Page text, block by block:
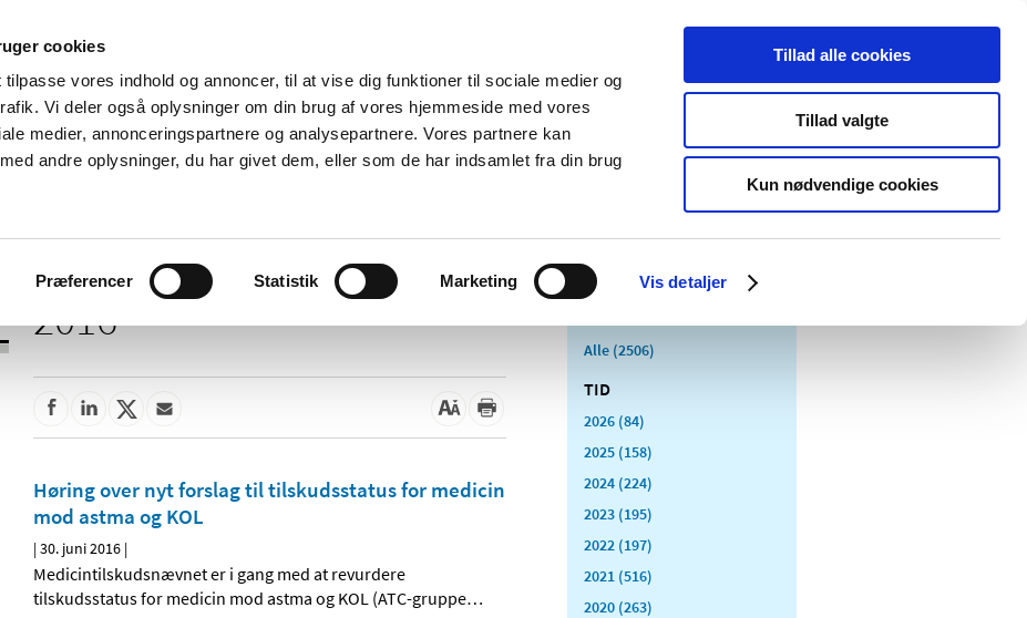
cookies
vores indhold og annoncer, til at vise dig funktioner til sociale medier og
Vi deler også oplysninger om din brug af vores hjemmeside med vores
medier, annonceringspartnere og analysepartnere. Vores partnere kan
andre oplysninger, du har givet dem, eller som de har indsamlet fra din brug
Præferencer Statistik Marketing Vis detaljer
Tillad alle cookies
Tillad valgte
Kun nødvendige cookies
Nyheder Om os Kontakt Udgivelser
og
Tilskud og
Apoteker og salg af
Medicinsk
Særlige
produktområder
2016
Høring over nyt forslag til tilskudsstatus for medicin
mod astma og KOL
|30. juni 2016 |
Medicintilskudsnævnet er i gang med at revurdere
tilskudsstatus for medicin mod astma og KOL (ATC-gruppe…
Alle (2506)
TID
2026 (84)
2025 (158)
2024 (224)
2023 (195)
2022 (197)
2021 (516)
2020 (263)